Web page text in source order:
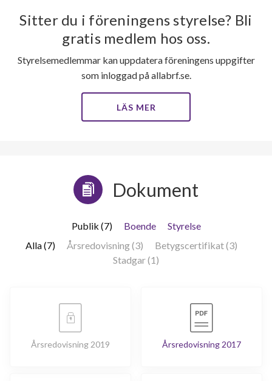
30
lägenheter
Sitter du i föreningens styrelse? Bli
gratis medlem hos oss.
Styrelsemedlemmar kan uppdatera föreningens uppgifter
som inloggad på allabrf.se.
LÄS MER
Dokument
Publik (7) Boende
Styrelse
Alla (7)
Årsredovisning (3)
Betygscertifikat (3)
Stadgar (1)
Årsredovisning 2019 Årsredovisning 2017